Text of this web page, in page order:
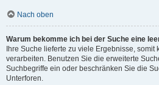
Nach oben
Warum bekomme ich bei der Suche eine
Ihre Suche lieferte zu viele Ergebnisse,
verarbeiten. Benutzen Sie die erweiterte
Suchbegriffe ein oder beschränken Sie die
Unterforen.